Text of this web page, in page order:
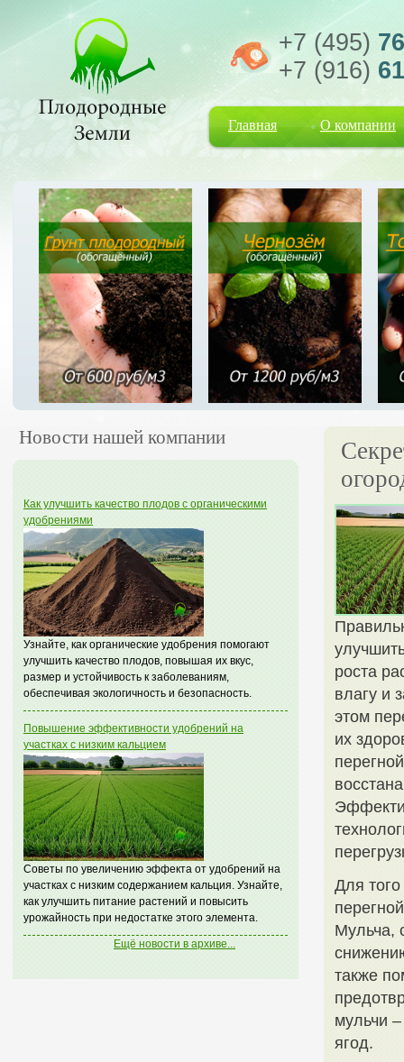
+7 (495)
+7 (916)
Главная О компании
Новости нашей компании
Как улучшить качество плодов с органическими
удобрениями
Узнайте, как органические удобрения помогают
улучшить качество плодов, повышая их вкус,
размер и устойчивость к заболеваниям,
обеспечивая экологичность и безопасность.
Повышение эффективности удобрений на
участках с низким кальцием
Советы по увеличению эффекта от удобрений на
участках с низким содержанием кальция. Узнайте,
как улучшить питание растений и повысить
урожайность при недостатке этого элемента.
Ещё новости в архиве...
роста
влагу и
этом
их
Для
Мульча,
также
мульчи
ягод.